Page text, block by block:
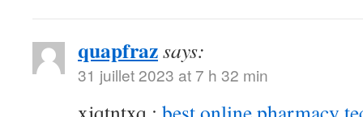
quapfrazsays:
31 juillet 2023 at 7 h 32 min